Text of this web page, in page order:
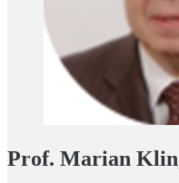
Prof. Marian